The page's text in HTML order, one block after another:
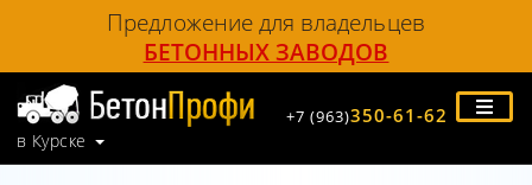
Предложение для владельцев
БЕТОННЫХ ЗАВОДОВ
в Курске
+7 (963)350-61-62